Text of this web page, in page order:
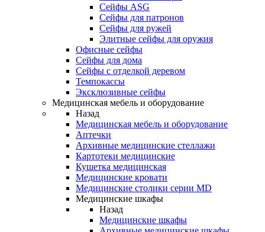
Сейфы ASG
Сейфы для патронов
Сейфы для ружей
Элитные сейфы для оружия
Офисные сейфы
Сейфы для дома
Сейфы с отделкой деревом
Темпокассы
Эксклюзивные сейфы
Медицинская мебель и оборудование
Назад
Медицинская мебель и оборудование
Аптечки
Архивные медицинские стеллажи
Картотеки медицинские
Кушетка медицинская
Медицинские кровати
Медицинские столики серии MD
Медицинские шкафы
Назад
Медицинские шкафы